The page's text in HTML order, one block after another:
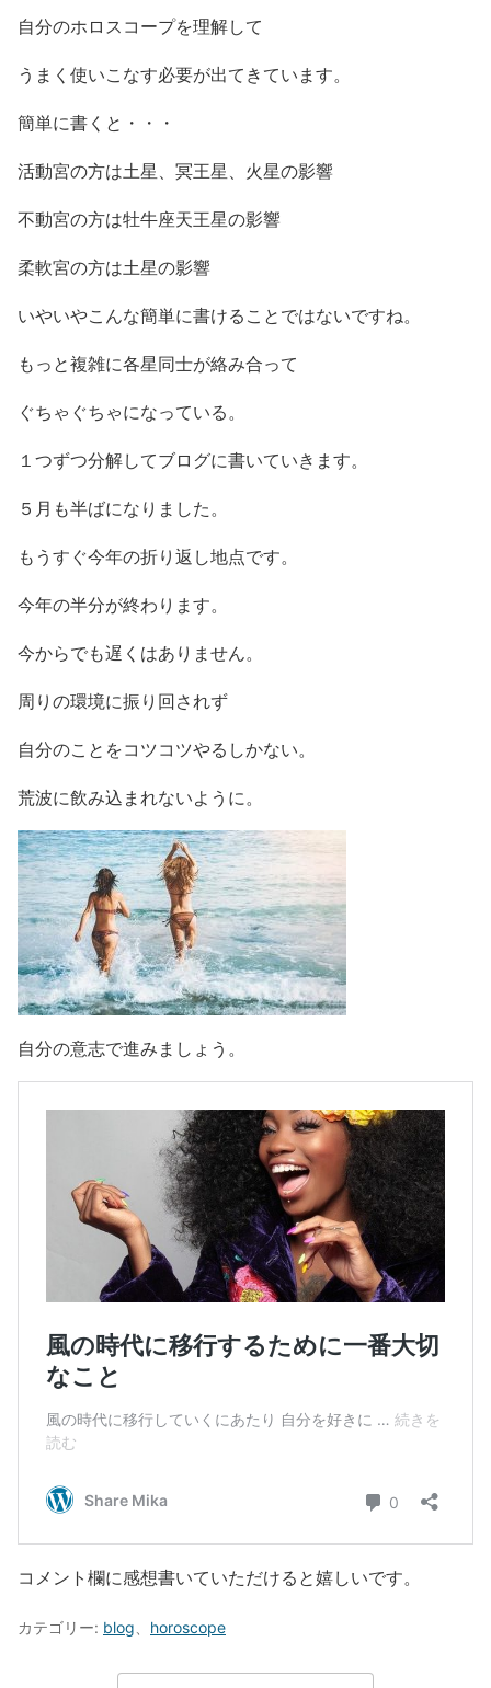
自分のホロスコープを理解して
うまく使いこなす必要が出てきています。
簡単に書くと・・・
活動宮の方は土星、冥王星、火星の影響
不動宮の方は牡牛座天王星の影響
柔軟宮の方は土星の影響
いやいやこんな簡単に書けることではないですね。
もっと複雑に各星同士が絡み合って
ぐちゃぐちゃになっている。
１つずつ分解してブログに書いていきます。
５月も半ばになりました。
もうすぐ今年の折り返し地点です。
今年の半分が終わります。
今からでも遅くはありません。
周りの環境に振り回されず
自分のことをコツコツやるしかない。
荒波に飲み込まれないように。
自分の意志で進みましょう。
コメント欄に感想書いていただけると嬉しいです。
カテゴリー: blog horoscope